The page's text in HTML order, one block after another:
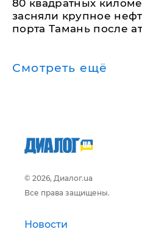
80 квадратных
засняли крупное
порта Тамань после
Смотреть ещё
© 2026, Диалог.ua
Все права защищены.
Новости